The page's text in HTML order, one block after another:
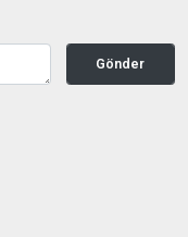
Gönder